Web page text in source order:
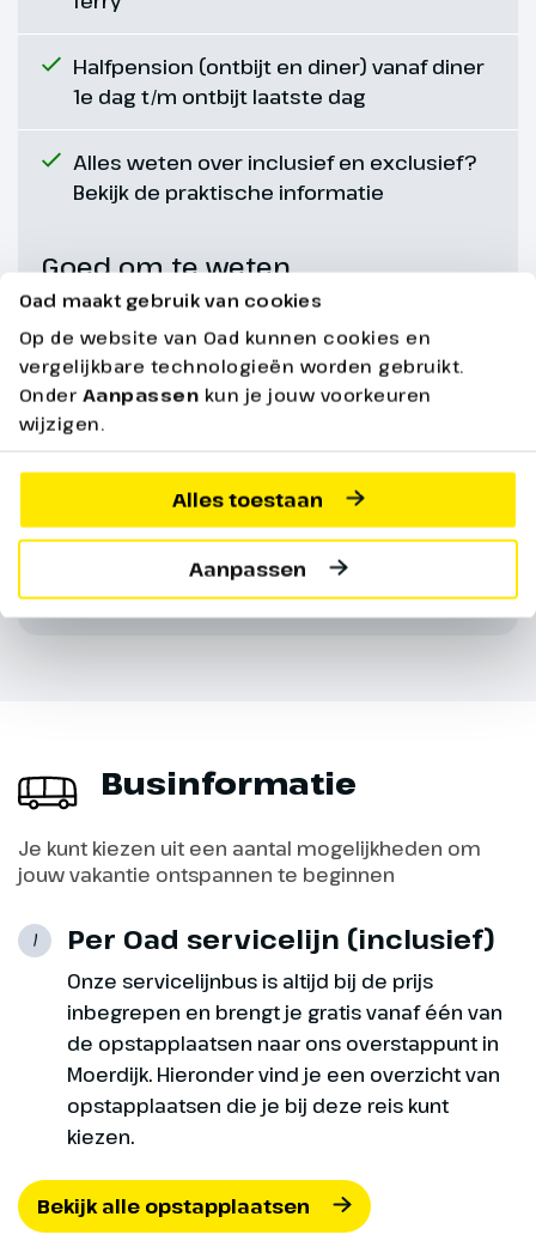
Oad maakt gebruik van cookies
Op de website van Oad kunnen cookies en
vergelijkbare technologieën worden gebruikt.
Onder Aanpassen kun je jouw voorkeuren
wijzigen.
Alles toestaan
Aanpassen
Dag 7
Dagtocht Compton Acres
Gardens en Salisbury
285 km
Na het ontbijt gaan we naar Poole
om een bezoek te brengen aan
de Compton Acres Gardens.
Deze tuinen gelden als één van
de meest mooie tuinen van
Europa. Hier zien we o.a. een
kathedraal heeft een toren van
omgeving te zien.
Dag 8
Halfpension (ontbijt en diner) vanaf diner
1e dag t/m ontbijt laatste dag
Alles weten over inclusief en exclusief?
Bekijk de praktische informatie
Goed om te weten
De reis gaat door bij minimaal 25
deelnemers.
Lees onder onze praktische informatie
alles over gegarandeerd vertrek.
Vragen? Onze reisspecialisten staan
altijd voor je klaar!
Businformatie
Je kunt kiezen uit een aantal mogelijkheden om
jouw vakantie ontspannen te beginnen
1 Per Oad servicelijn (inclusief)
Onze servicelijnbus is altijd bij de prijs
inbegrepen en brengt je gratis vanaf één van
de opstapplaatsen naar ons overstappunt in
Moerdijk. Hieronder vind je een overzicht van
opstapplaatsen die je bij deze reis kunt
kiezen.
Bekijk alle opstapplaatsen